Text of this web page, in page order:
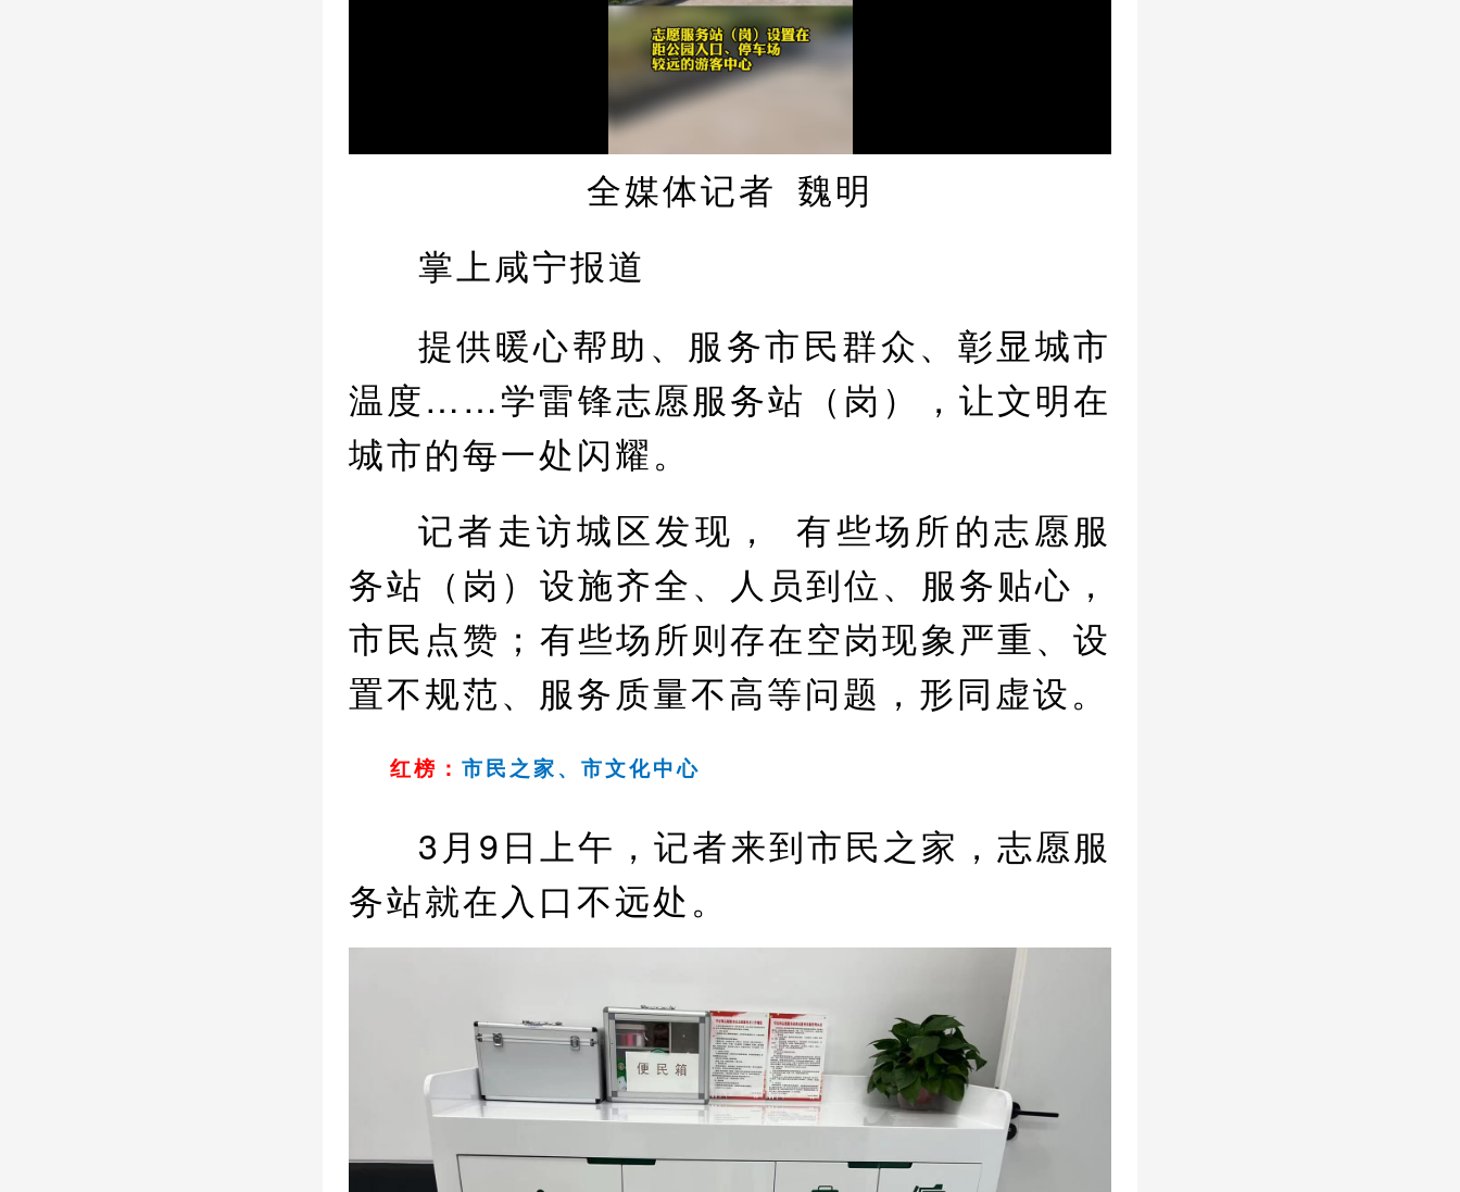
全媒体记者 魏明
掌上咸宁报道
提供暖心帮助、服务市民群众、彰显城市
温度……学雷锋志愿服务站（岗），让文明在
城市的每一处闪耀。
记者走访城区发现， 有些场所的志愿服
务站（岗）设施齐全、人员到位、服务贴心，
市民点赞；有些场所则存在空岗现象严重、设
置不规范、服务质量不高等问题，形同虚设。
红榜： 市民之家、市文化中心
3月9日上午，记者来到市民之家，志愿服
务站就在入口不远处。